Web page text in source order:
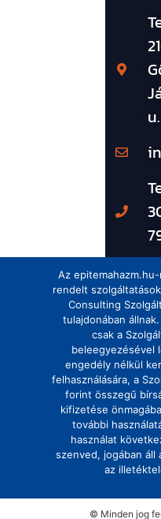
Az
rendelt
Consulting
tulajdonában
csak a
beleegyezésével
engedély nélkül
felhasználására, a
forint összegű
kifizetése
további
használat
szenved, jogában
az
© Minden jog